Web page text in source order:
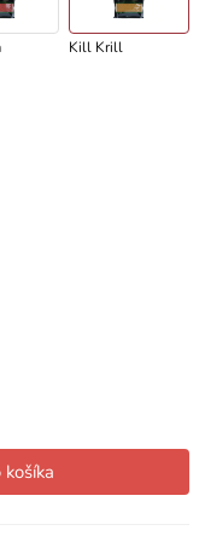
Kill Krill